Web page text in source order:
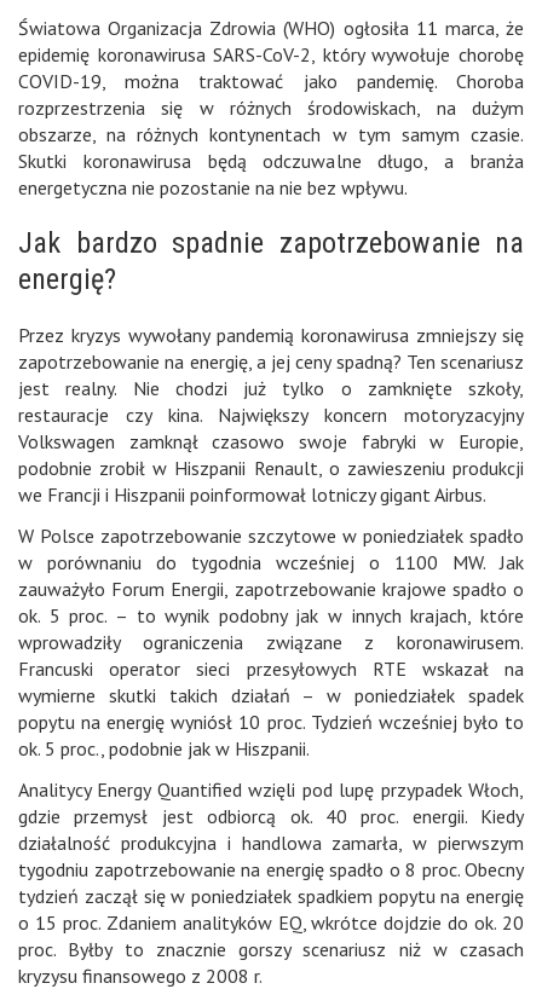
Światowa Organizacja Zdrowia (WHO) ogłosiła 11 marca, że
epidemię koronawirusa SARS-CoV-2, który wywołuje chorobę
COVID-19, można traktować jako pandemię. Choroba
rozprzestrzenia się w różnych środowiskach, na dużym
obszarze, na różnych kontynentach w tym samym czasie.
Skutki koronawirusa będą odczuwalne długo, a branża
energetyczna nie pozostanie na nie bez wpływu.
Jak bardzo spadnie zapotrzebowanie na
energię?
Przez kryzys wywołany pandemią koronawirusa zmniejszy się
zapotrzebowanie na energię, a jej ceny spadną? Ten scenariusz
jest realny. Nie chodzi już tylko o zamknięte szkoły,
restauracje czy kina. Największy koncern motoryzacyjny
Volkswagen zamknął czasowo swoje fabryki w Europie,
podobnie zrobił w Hiszpanii Renault, o zawieszeniu produkcji
we Francji i Hiszpanii poinformował lotniczy gigant Airbus.
W Polsce zapotrzebowanie szczytowe w poniedziałek spadło
w porównaniu do tygodnia wcześniej o 1100 MW. Jak
zauważyło Forum Energii, zapotrzebowanie krajowe spadło o
ok. 5 proc. – to wynik podobny jak w innych krajach, które
wprowadziły ograniczenia związane z koronawirusem.
Francuski operator sieci przesyłowych RTE wskazał na
wymierne skutki takich działań – w poniedziałek spadek
popytu na energię wyniósł 10 proc. Tydzień wcześniej było to
ok. 5 proc., podobnie jak w Hiszpanii.
Analitycy Energy Quantified wzięli pod lupę przypadek Włoch,
gdzie przemysł jest odbiorcą ok. 40 proc. energii. Kiedy
działalność produkcyjna i handlowa zamarła, w pierwszym
tygodniu zapotrzebowanie na energię spadło o 8 proc. Obecny
tydzień zaczął się w poniedziałek spadkiem popytu na energię
o 15 proc. Zdaniem analityków EQ, wkrótce dojdzie do ok. 20
proc. Byłby to znacznie gorszy scenariusz niż w czasach
kryzysu finansowego z 2008 r.